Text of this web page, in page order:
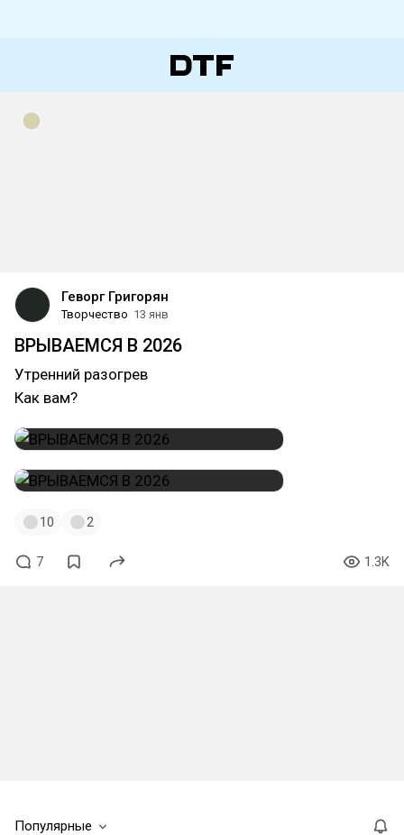
Геворг Григорян
Творчество 13 янв
ВРЫВАЕМСЯ В 2026
Утренний разогрев
Как вам?
10 2
7 1.3K
Популярные